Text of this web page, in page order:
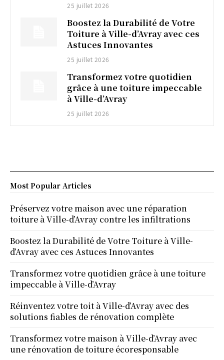
25 juillet 2026
Boostez la Durabilité de Votre
Toiture à Ville-d’Avray avec ces
Astuces Innovantes
25 juillet 2026
Transformez votre quotidien
grâce à une toiture impeccable
à Ville-d’Avray
25 juillet 2026
Most Popular Articles
Préservez votre maison avec une réparation
toiture à Ville-d’Avray contre les infiltrations
Boostez la Durabilité de Votre Toiture à Ville-
d’Avray avec ces Astuces Innovantes
Transformez votre quotidien grâce à une toiture
impeccable à Ville-d’Avray
Réinventez votre toit à Ville-d’Avray avec des
solutions fiables de rénovation complète
Transformez votre maison à Ville-d’Avray avec
une rénovation de toiture écoresponsable